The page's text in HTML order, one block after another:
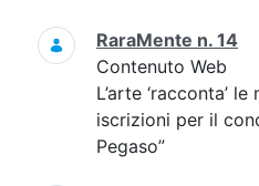
RaraMente n. 14
Contenuto Web
L’arte ‘racconta’
iscrizioni per il
Pegaso”